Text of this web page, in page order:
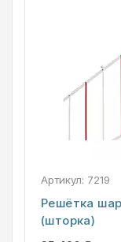
Артикул: 7219
Решётка
(шторка)